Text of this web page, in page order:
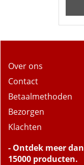
Over ons
Contact
Betaalmethoden
Bezorgen
Klachten
- Ontdek meer dan
15000 producten.